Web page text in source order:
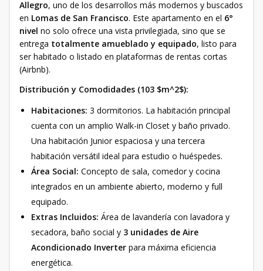
Allegro, uno de los desarrollos más modernos y buscados
en Lomas de San Francisco. Este apartamento en el 6°
nivel no solo ofrece una vista privilegiada, sino que se
entrega totalmente amueblado y equipado, listo para
ser habitado o listado en plataformas de rentas cortas
(Airbnb).
Distribución y Comodidades (103 $m^2$):
Habitaciones: 3 dormitorios. La habitación principal
cuenta con un amplio Walk-in Closet y baño privado.
Una habitación Junior espaciosa y una tercera
habitación versátil ideal para estudio o huéspedes.
Área Social: Concepto de sala, comedor y cocina
integrados en un ambiente abierto, moderno y full
equipado.
Extras Incluidos: Área de lavandería con lavadora y
secadora, baño social y 3 unidades de Aire
Acondicionado Inverter para máxima eficiencia
energética.